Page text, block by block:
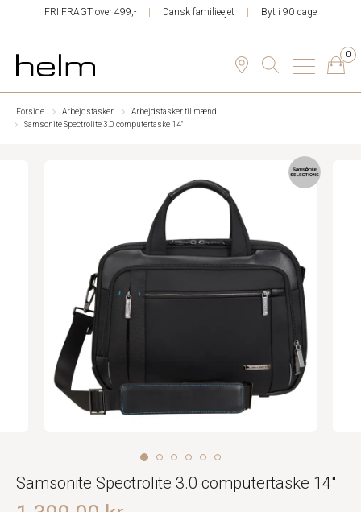
FRI FRAGT over 499,- Dansk familieejet Byt i 90 dage
0
Forside Arbejdstasker
Arbejdstasker til mænd
Samsonite Spectrolite 3.0 computertaske 14"
Samsonite Spectrolite 3.0 computertaske 14"